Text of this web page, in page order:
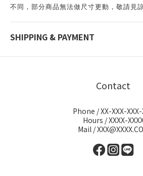
不同，部分商品無法做尺寸更動，敬請見諒
SHIPPING & PAYMENT
Contact
Phone / XX-XXX-XXX-
Hours / XXXX-
Mail /